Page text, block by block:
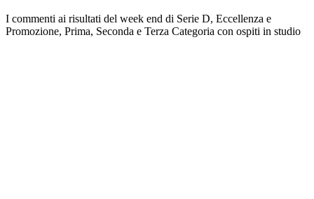
I commenti ai risultati del week end di Serie D, Eccellenza e
Promozione, Prima, Seconda e Terza Categoria con ospiti in studio